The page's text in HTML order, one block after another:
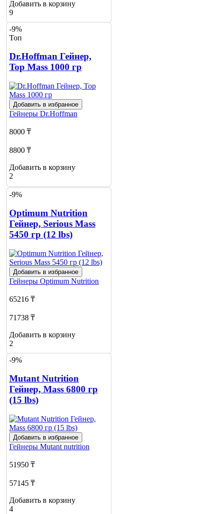
Добавить в корзину
9
-9%
Топ
Dr.Hoffman Гейнер,
Top Mass 1000 гр
Добавить в избранное
Гейнеры Dr.Hoffman
8000 ₸
8800 ₸
Добавить в корзину
2
-9%
Optimum Nutrition
Гейнер, Serious Mass
5450 гр (12 lbs)
Добавить в избранное
Гейнеры Optimum Nutrition
65216 ₸
71738 ₸
Добавить в корзину
2
-9%
Mutant Nutrition
Гейнер, Mass 6800 гр
(15 lbs)
Добавить в избранное
Гейнеры Mutant nutrition
51950 ₸
57145 ₸
Добавить в корзину
4